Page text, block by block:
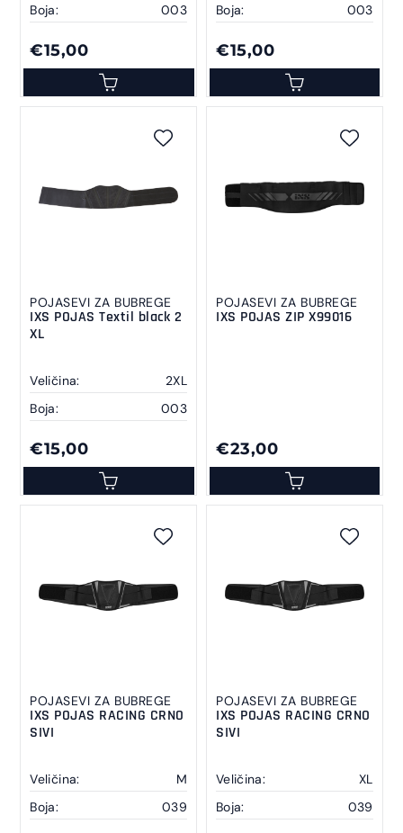
Boja: 003
€15,00
Boja: 003
€15,00
POJASEVI ZA BUBREGE
IXS POJAS Textil black 2
XL
Veličina:
2XL
Boja:
003
€15,00
POJASEVI ZA BUBREGE
IXS POJAS ZIP X99016
€23,00
POJASEVI ZA BUBREGE
IXS POJAS RACING CRNO
SIVI
Veličina:
M
Boja:
039
POJASEVI ZA BUBREGE
IXS POJAS RACING CRNO
SIVI
Veličina:
XL
Boja:
039